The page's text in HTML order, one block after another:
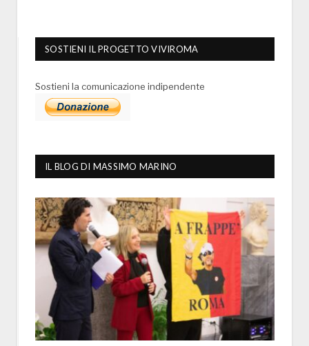
SOSTIENI IL PROGETTO VIVIROMA
Sostieni la comunicazione indipendente
IL BLOG DI MASSIMO MARINO